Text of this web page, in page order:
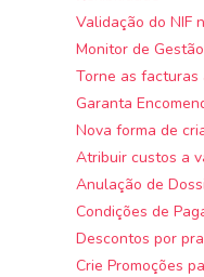
Validação do NIF
Monitor de
Torne as facturas
Garanta
Nova forma de
Atribuir custos a
Anulação de
Condições de
Descontos por
Crie Promoções